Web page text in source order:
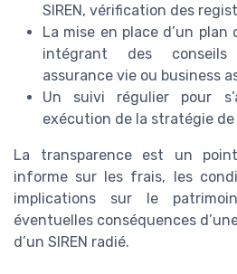
SIREN, vérification des
La mise en place d’un
intégrant des conseils
assurance vie ou business
Un suivi régulier pour
exécution de la stratégie
La transparence est un
informe sur les frais, les
implications sur le
éventuelles conséquences
d’un SIREN radié.